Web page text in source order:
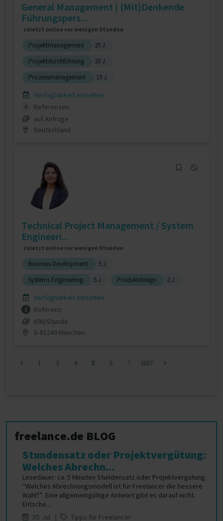
General Management | (Mit)Denkende
Führungspers...
zuletzt online vor wenigen Stunden
Projektmanagement
25 J.
Projektdurchführung
20 J.
Prozessmanagement
19 J.
Verfügbarkeit einsehen
0
Referenzen
auf Anfrage
Deutschland
Technical Project Management / System
Engineeri...
zuletzt online vor wenigen Stunden
Business Development
5 J.
Systems Engineering
5 J. Produktdesign 2 J.
Verfügbarkeit einsehen
1
Referenz
€90/Stunde
D-81249 München
1 3 4 5 6 7 6057
freelance.de BLOG
Stundensatz oder Projektvergütung:
Welches Abrechn...
Lesedauer: ca. 5 Minuten Stundensatz oder Projektvergütung:
“Welches Abrechnungsmodell ist für Freelancer die bessere
Wahl?”. Eine allgemeingültige Antwort gibt es darauf nicht.
Entsche...
30. Jul |
Tipps für Freelancer